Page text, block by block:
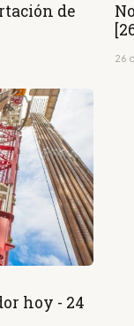
de
26
hoy - 24